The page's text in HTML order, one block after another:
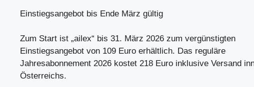
Einstiegsangebot bis Ende März gültig
Zum Start ist „ailex“ bis 31. März 2026 zum vergünstigten
Einstiegsangebot von 109 Euro erhältlich. Das reguläre
Jahresabonnement 2026 kostet 218 Euro inklusive Versand
Österreichs.